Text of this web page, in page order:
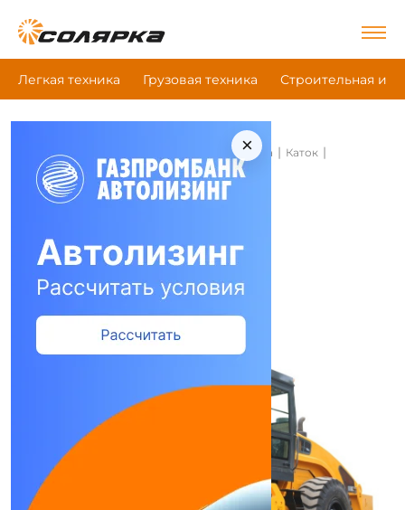
Легкая техника Грузовая техника Строительная и
×
Главная Строительная и дорожная техника | Каток |
Beezone Gys162J
Каток Beezone Gys162J